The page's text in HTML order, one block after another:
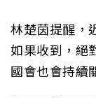
林楚茵提醒，
如果收到，絕
國會也會持續